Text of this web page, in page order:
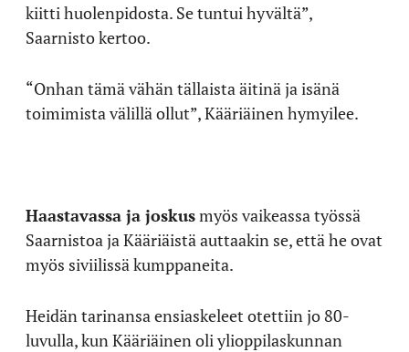
kiitti huolenpidosta. Se tuntui hyvältä”,
Saarnisto kertoo.
“Onhan tämä vähän tällaista äitinä ja isänä
toimimista välillä ollut”, Kääriäinen hymyilee.
Haastavassa ja joskusmyös vaikeassa työssä
Saarnistoa ja Kääriäistä auttaakin se, että he ovat
myös siviilissä kumppaneita.
Heidän tarinansa ensiaskeleet otettiin jo 80-
luvulla, kun Kääriäinen oli ylioppilaskunnan